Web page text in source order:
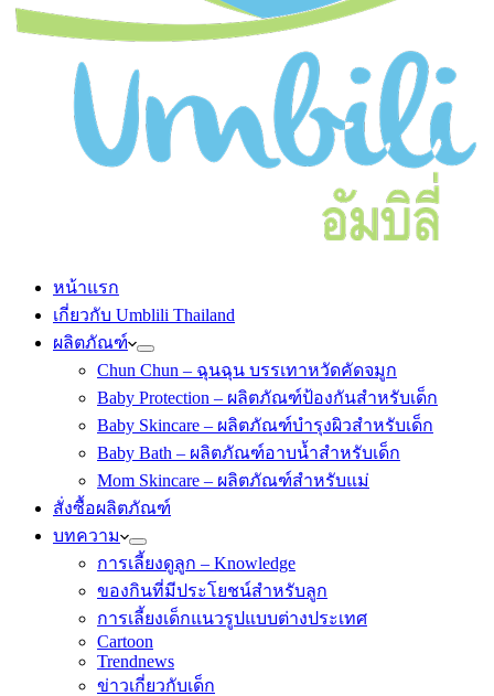
หน้าแรก
เกี่ยวกับ Umblili Thailand
ผลิตภัณฑ์
Chun Chun – ฉุนฉุน บรรเทาหวัดคัดจมูก
Baby Protection – ผลิตภัณฑ์ป้องกันสำหรับเด็ก
Baby Skincare – ผลิตภัณฑ์บำรุงผิวสำหรับเด็ก
Baby Bath – ผลิตภัณฑ์อาบน้ำสำหรับเด็ก
Mom Skincare – ผลิตภัณฑ์สำหรับแม่
สั่งซื้อผลิตภัณฑ์
บทความ
การเลี้ยงดูลูก – Knowledge
ของกินที่มีประโยชน์สำหรับลูก
การเลี้ยงเด็กแนวรูปแบบต่างประเทศ
Cartoon
Trendnews
ข่าวเกี่ยวกับเด็ก